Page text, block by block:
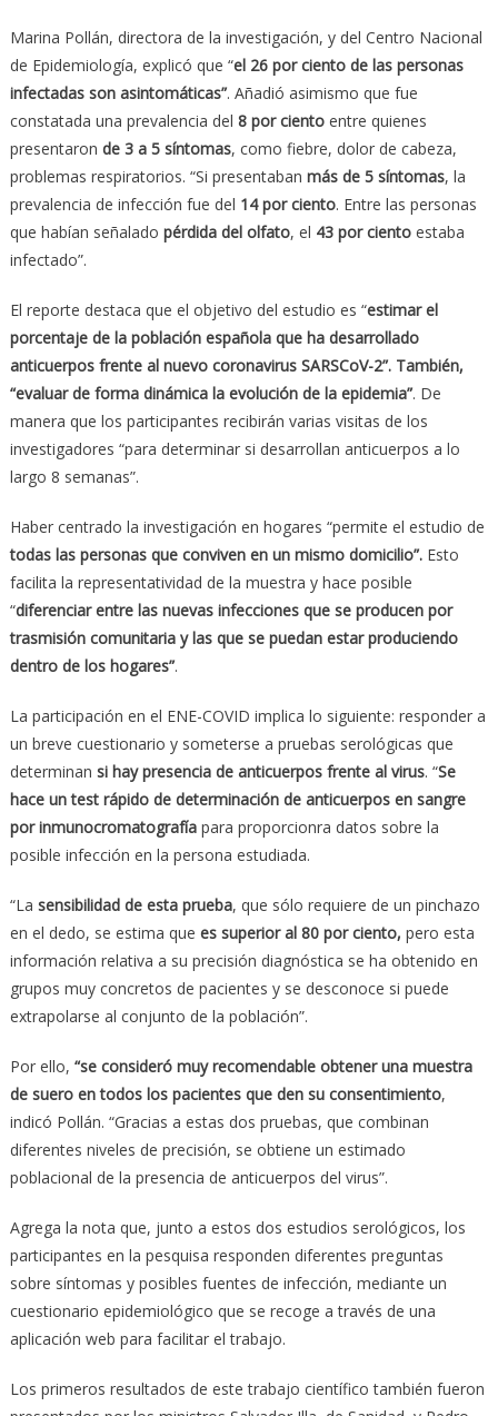
Marina Pollán, directora de la investigación, y del Centro Nacional
de Epidemiología, explicó que “el 26 por ciento de las personas
infectadas son asintomáticas”. Añadió asimismo que fue
constatada una prevalencia del 8 por ciento entre quienes
presentaron de 3 a 5 síntomas, como fiebre, dolor de cabeza,
problemas respiratorios. “Si presentaban más de 5 síntomas, la
prevalencia de infección fue del 14 por ciento. Entre las personas
que habían señalado pérdida del olfato, el 43 por ciento estaba
infectado”.
El reporte destaca que el objetivo del estudio es “estimar el
porcentaje de la población española que ha desarrollado
anticuerpos frente al nuevo coronavirus SARSCoV-2”. También,
“evaluar de forma dinámica la evolución de la epidemia”. De
manera que los participantes recibirán varias visitas de los
investigadores “para determinar si desarrollan anticuerpos a lo
largo 8 semanas”.
Haber centrado la investigación en hogares “permite el estudio de
todas las personas que conviven en un mismo domicilio”. Esto
facilita la representatividad de la muestra y hace posible
“diferenciar entre las nuevas infecciones que se producen por
trasmisión comunitaria y las que se puedan estar produciendo
dentro de los hogares”.
La participación en el ENE-COVID implica lo siguiente: responder a
un breve cuestionario y someterse a pruebas serológicas que
determinan si hay presencia de anticuerpos frente al virus. “Se
hace un test rápido de determinación de anticuerpos en sangre
por inmunocromatografíapara proporcionra datos sobre la
posible infección en la persona estudiada.
“La sensibilidad de esta prueba, que sólo requiere de un pinchazo
en el dedo, se estima que es superior al 80 por ciento, pero esta
información relativa a su precisión diagnóstica se ha obtenido en
grupos muy concretos de pacientes y se desconoce si puede
extrapolarse al conjunto de la población”.
Por ello, “se consideró muy recomendable obtener una muestra
de suero en todos los pacientes que den su consentimiento,
indicó Pollán. “Gracias a estas dos pruebas, que combinan
diferentes niveles de precisión, se obtiene un estimado
poblacional de la presencia de anticuerpos del virus”.
Agrega la nota que, junto a estos dos estudios serológicos, los
participantes en la pesquisa responden diferentes preguntas
sobre síntomas y posibles fuentes de infección, mediante un
cuestionario epidemiológico que se recoge a través de una
aplicación web para facilitar el trabajo.
Los primeros resultados de este trabajo científico también fueron